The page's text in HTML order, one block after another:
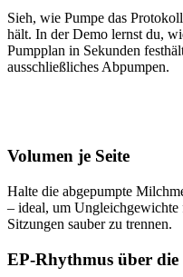
Sieh, wie Pumpe das
hält. In der Demo lernst du,
Pumpplan in Sekunden
ausschließliches Abpumpen.
Volumen je Seite
Halte die abgepumpte
– ideal, um
Sitzungen sauber zu trennen.
EP-Rhythmus über die